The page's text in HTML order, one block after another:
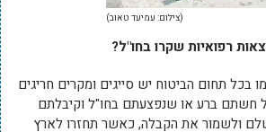
(צילום: עמיעד טאוב)
רפואיות שקרו בחו"ל?
בכל תחום הביטוח יש סייגים ומקרים חריגים
חשתם ברע או שנפצעתם בחו"ל וקיבלתם
ולשמור את הקבלה, כאשר תחזרו לארץ